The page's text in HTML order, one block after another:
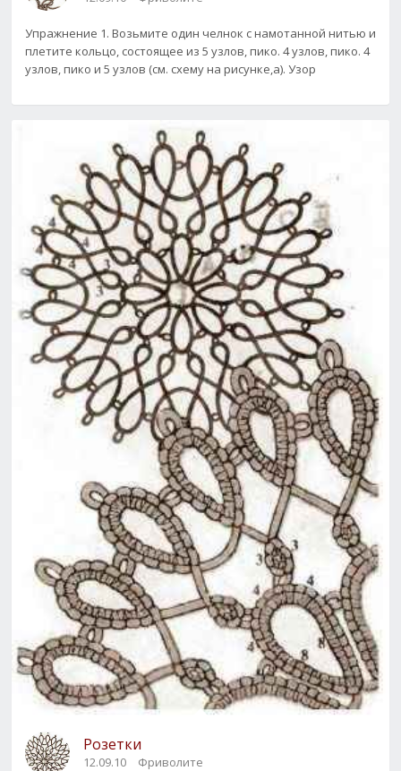
Упражнение 1. Возьмите один челнок с намотанной нитью и
плетите кольцо, состоящее из 5 узлов, пико. 4 узлов, пико. 4
узлов, пико и 5 узлов (см. cxeмy на рисунке,а). Узор
Розетки
12.09.10 Фриволите